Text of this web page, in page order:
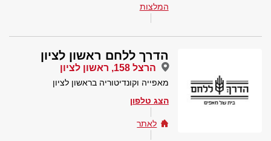
המלצות
הדרך ללחם ראשון לציון
הרצל 158, ראשון לציון
מאפייה וקונדיטוריה בראשון לציון
הצג טלפון
לאתר